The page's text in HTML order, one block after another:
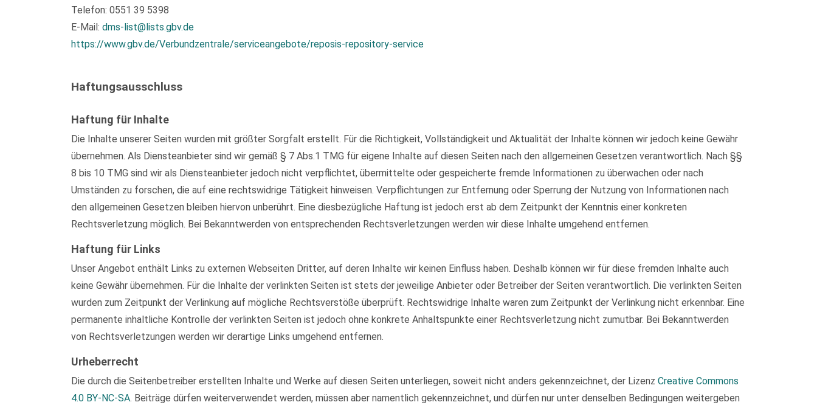
Telefon: 0551 39 5398
E-Mail: dms-list@lists.gbv.de
https://www.gbv.de/Verbundzentrale/serviceangebote/reposis-repository-service
Haftungsausschluss
Haftung für Inhalte
Die Inhalte unserer Seiten wurden mit größter Sorgfalt erstellt. Für die Richtigkeit, Vollständigkeit und Aktualität der Inhalte können wir jedoch keine Gewähr
übernehmen. Als Diensteanbieter sind wir gemäß § 7 Abs.1 TMG für eigene Inhalte auf diesen Seiten nach den allgemeinen Gesetzen verantwortlich. Nach §§
8 bis 10 TMG sind wir als Diensteanbieter jedoch nicht verpflichtet, übermittelte oder gespeicherte fremde Informationen zu überwachen oder nach
Umständen zu forschen, die auf eine rechtswidrige Tätigkeit hinweisen. Verpflichtungen zur Entfernung oder Sperrung der Nutzung von Informationen nach
den allgemeinen Gesetzen bleiben hiervon unberührt. Eine diesbezügliche Haftung ist jedoch erst ab dem Zeitpunkt der Kenntnis einer konkreten
Rechtsverletzung möglich. Bei Bekanntwerden von entsprechenden Rechtsverletzungen werden wir diese Inhalte umgehend entfernen.
Haftung für Links
Unser Angebot enthält Links zu externen Webseiten Dritter, auf deren Inhalte wir keinen Einfluss haben. Deshalb können wir für diese fremden Inhalte auch
keine Gewähr übernehmen. Für die Inhalte der verlinkten Seiten ist stets der jeweilige Anbieter oder Betreiber der Seiten verantwortlich. Die verlinkten Seiten
wurden zum Zeitpunkt der Verlinkung auf mögliche Rechtsverstöße überprüft. Rechtswidrige Inhalte waren zum Zeitpunkt der Verlinkung nicht erkennbar. Eine
permanente inhaltliche Kontrolle der verlinkten Seiten ist jedoch ohne konkrete Anhaltspunkte einer Rechtsverletzung nicht zumutbar. Bei Bekanntwerden
von Rechtsverletzungen werden wir derartige Links umgehend entfernen.
Urheberrecht
Die durch die Seitenbetreiber erstellten Inhalte und Werke auf diesen Seiten unterliegen, soweit nicht anders gekennzeichnet, der Lizenz Creative Commons
4.0 BY-NC-SA. Beiträge dürfen weiterverwendet werden, müssen aber namentlich gekennzeichnet, und dürfen nur unter denselben Bedingungen weitergeben